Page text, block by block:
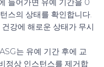
들어가면 유예 기간을 0
스의 상태를 확인합니다.
강에 해로운 상태가 무시
는 유예 기간 후에 교
정상 인스턴스를 제거합